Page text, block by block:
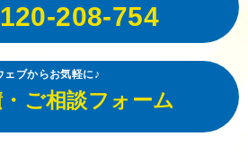
208-754
ェブからお気軽に♪
ご相談フォーム